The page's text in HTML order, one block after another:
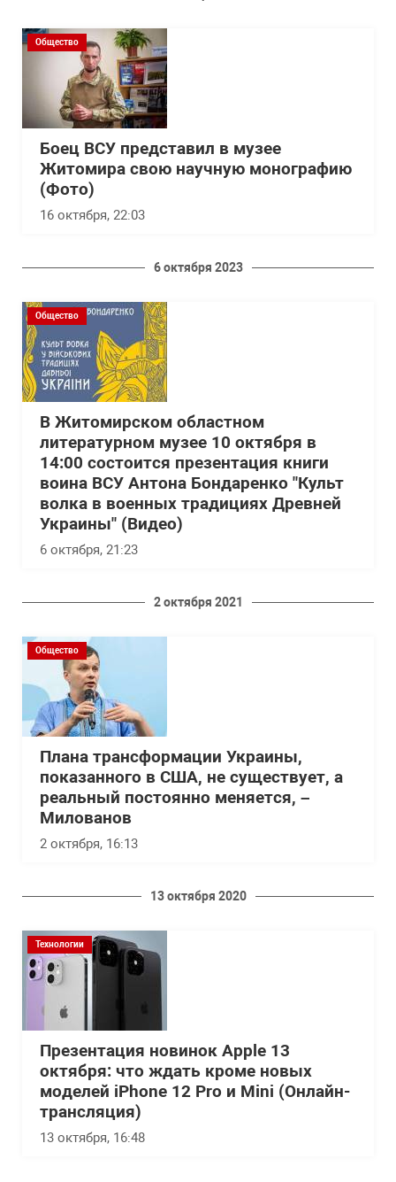
Общество
Боец ВСУ представил в музее
Житомира свою научную монографию
(Фото)
16 октября, 22:03
6 октября 2023
Общество
В Житомирском областном
литературном музее 10 октября в
14:00 состоится презентация книги
воина ВСУ Антона Бондаренко "Культ
волка в военных традициях Древней
Украины" (Видео)
6 октября, 21:23
2 октября 2021
Общество
Плана трансформации Украины,
показанного в США, не существует, а
реальный постоянно меняется, –
Милованов
2 октября, 16:13
13 октября 2020
Технологии
Презентация новинок Apple 13
октября: что ждать кроме новых
моделей iPhone 12 Pro и Mini (Онлайн-
трансляция)
13 октября, 16:48